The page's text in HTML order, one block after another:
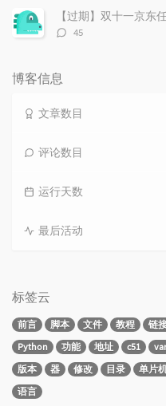
数：
【过期】双十一京东
评
45
博客信息
文章数目
评论数目
运行天数
最后活动
标签云
前言 脚本 文件 教程 链
Python
功能 地址 c51 var
版本
器 修改 目录 单片
语言